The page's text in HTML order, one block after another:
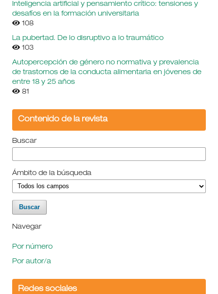
Inteligencia artificial y pensamiento crítico: tensiones y
desafíos en la formación universitaria
108
La pubertad. De lo disruptivo a lo traumático
103
Autopercepción de género no normativa y prevalencia
de trastornos de la conducta alimentaria en jóvenes de
entre 18 y 25 años
81
Contenido de la revista
Buscar
Ámbito de la búsqueda
Navegar
Por número
Por autor/a
Redes sociales